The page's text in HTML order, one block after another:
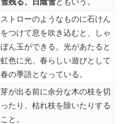
雪残る、日陰雪ともいう。
ストローのようなものに石けん
をつけて息を吹き込むと、しゃ
ぼん玉ができる。光があたると
虹色に光、春らしい遊びとして
春の季語となっている。
芽が出る前に余分な木の枝を切
ったり、枯れ枝を除いたりする
こと。